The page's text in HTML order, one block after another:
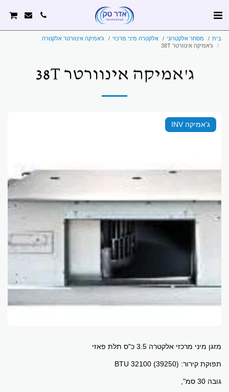
בית מסחר אלקטרוני אלקטרה מיני מרכזי
ג'אמיקה אינוורטר אלקטרה
ג'אמיקה אינוורטר 38T
ג'אמיקה אינוורטר 38T
ג'אמיקה INV